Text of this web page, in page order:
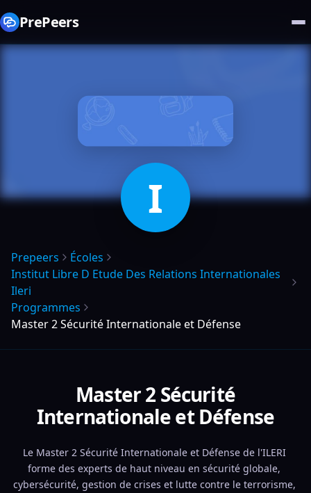
PrePeers
I
Prepeers
Écoles
Institut Libre D Etude Des Relations Internationales
Ileri
Programmes
Master 2 Sécurité Internationale et Défense
Master 2 Sécurité
Internationale et Défense
Le Master 2 Sécurité Internationale et Défense de l'ILERI
forme des experts de haut niveau en sécurité globale,
cybersécurité, gestion de crises et lutte contre le terrorisme,